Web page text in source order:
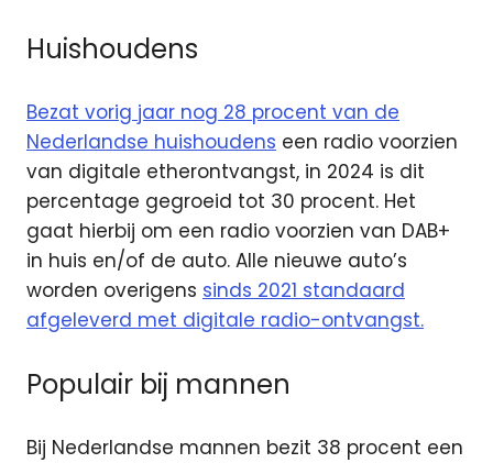
Huishoudens
Bezat vorig jaar nog 28 procent van de
Nederlandse huishoudens een radio voorzien
van digitale etherontvangst, in 2024 is dit
percentage gegroeid tot 30 procent. Het
gaat hierbij om een radio voorzien van DAB+
in huis en/of de auto. Alle nieuwe auto’s
worden overigens sinds 2021 standaard
afgeleverd met digitale radio-ontvangst.
Populair bij mannen
Bij Nederlandse mannen bezit 38 procent een